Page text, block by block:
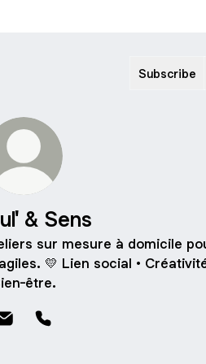
Subscribe
& Sens
sur mesure à domicile
💛 Lien social •
être.